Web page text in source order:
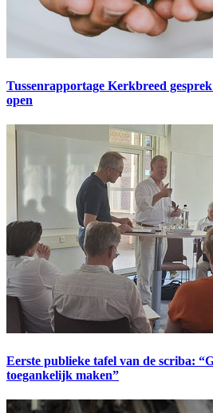
Tussenrapportage Kerkbreed
open
Eerste publieke tafel van de scriba:
toegankelijk maken”